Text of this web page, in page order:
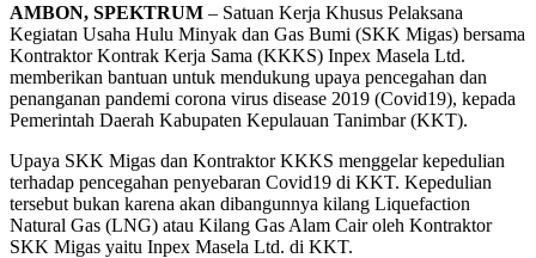
AMBON, SPEKTRUM – Satuan Kerja Khusus Pelaksana
Kegiatan Usaha Hulu Minyak dan Gas Bumi (SKK Migas) bersama
Kontraktor Kontrak Kerja Sama (KKKS) Inpex Masela Ltd.
memberikan bantuan untuk mendukung upaya pencegahan dan
penanganan pandemi corona virus disease 2019 (Covid19), kepada
Pemerintah Daerah Kabupaten Kepulauan Tanimbar (KKT).
Upaya SKK Migas dan Kontraktor KKKS menggelar kepedulian
terhadap pencegahan penyebaran Covid19 di KKT. Kepedulian
tersebut bukan karena akan dibangunnya kilang Liquefaction
Natural Gas (LNG) atau Kilang Gas Alam Cair oleh Kontraktor
SKK Migas yaitu Inpex Masela Ltd. di KKT.